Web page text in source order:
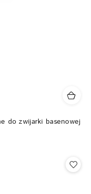
do zwijarki basenowej